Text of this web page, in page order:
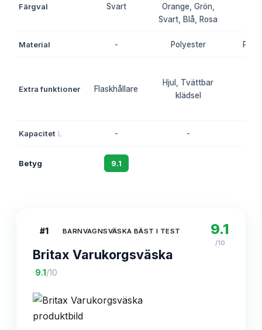
Färgval Svart
Orange, Grön,
Svart, Blå, Rosa
Material - Polyester
Extra funktioner Flaskhållare
Hjul, Tvättbar
klädsel
Kapacitet L - -
Betyg 9.1
#1 BARNVAGNSVÄSKA BÄST I TEST
Britax Varukorgsväska
·9.1 /10
9.1
/10